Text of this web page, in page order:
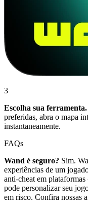
3
Escolha sua ferramenta.
preferidas, abra o mapa
instantaneamente.
FAQs
Wand é seguro? Sim.
experiências de um
anti-cheat em
pode personalizar seu
em risco. Confira nossas